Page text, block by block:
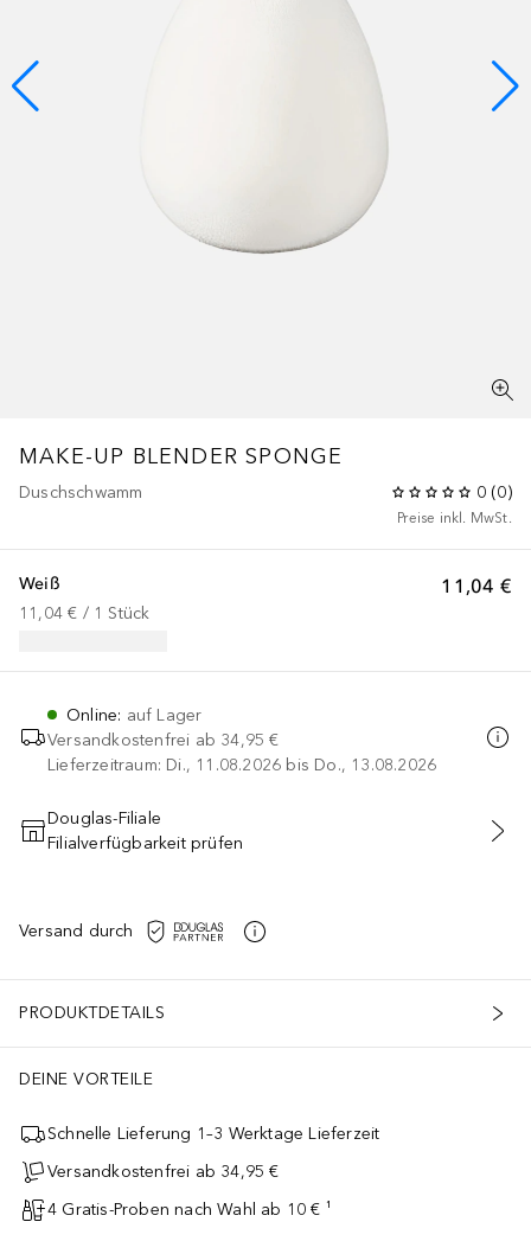
MAKE-UP BLENDER SPONGE
Duschschwamm 0 (0)
Preise inkl. MwSt.
11,04 €
Weiß
11,04 € / 1 Stück
Online: auf Lager
Versandkostenfrei ab 34,95 €
Lieferzeitraum: Di., 11.08.2026 bis Do., 13.08.2026
IN DEN WARENKORB
Douglas-Filiale
Filialverfügbarkeit prüfen
Versand durch
PRODUKTDETAILS
DEINE VORTEILE
Schnelle Lieferung 1–3 Werktage Lieferzeit
Versandkostenfrei ab 34,95 €
4 Gratis-Proben nach Wahl ab 10 € ¹